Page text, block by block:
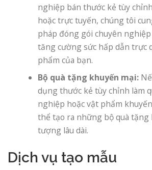
nghiệp bán thước kẻ tùy
hoặc trực tuyến, chúng tôi
pháp đóng gói chuyên
tăng cường sức hấp dẫn trực
phẩm của bạn.
Bộ quà tặng khuyến mại:
dụng thước kẻ tùy chỉnh làm
nghiệp hoặc vật phẩm
thể tạo ra những bộ quà tặng
tượng lâu dài.
Dịch vụ tạo mẫu